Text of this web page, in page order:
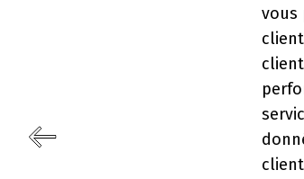
vous permet de
client sont adaptés à
clients. Il permet
performance et la
service client, ainsi que
données client. L'audit
client est donc un outil